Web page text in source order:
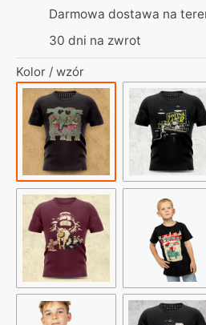
dzieci,
robicie
tak
daleko
miasta
wódy
i
papierosków?
Papa
Słoń
Darmowa dostawa na
30 dni na zwrot
Kolor / wzór